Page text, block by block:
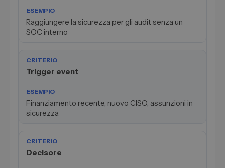
Raggiungere la sicurezza per gli audit senza un
SOC interno
Trigger event
Finanziamento recente, nuovo CISO, assunzioni in
sicurezza
Decisore